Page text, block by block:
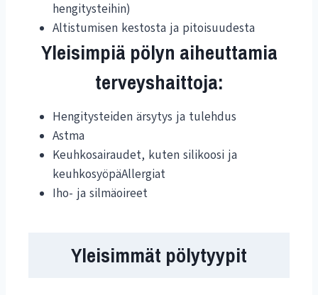
hengitysteihin)
Altistumisen kestosta ja pitoisuudesta
Yleisimpiä pölyn aiheuttamia
terveyshaittoja:
Hengitysteiden ärsytys ja tulehdus
Astma
Keuhkosairaudet, kuten silikoosi ja
keuhkosyöpäAllergiat
Iho- ja silmäoireet
Yleisimmät pölytyypit